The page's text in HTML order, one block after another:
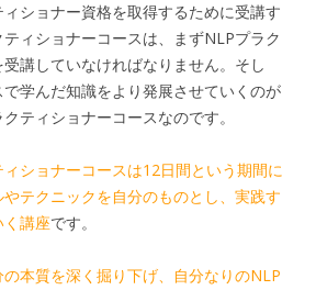
ショナー資格を取得するために受講す
ィショナーコースは、まずNLPプラク
講していなければなりません。そし
学んだ知識をより発展させていくのが
ティショナーコースなのです。
ショナーコースは12日間という期間に
テクニックを自分のものとし、実践す
講座です。
の本質を深く掘り下げ、自分なりのNLP